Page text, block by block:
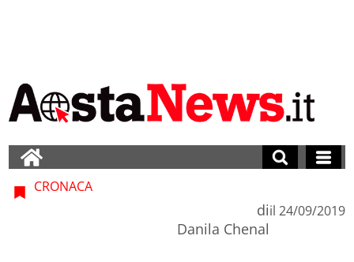
CRONACA
di
Danila Chenal
il 24/09/2019